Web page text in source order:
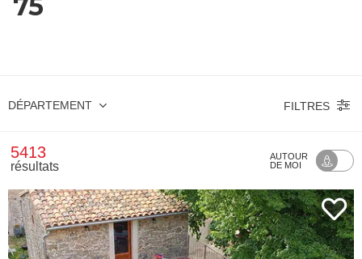
75
DÉPARTEMENT FILTRES
5413
résultats
AUTOUR
DE MOI